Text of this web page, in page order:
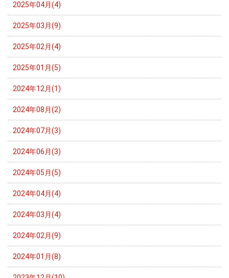
2025年04月(4)
2025年03月(9)
2025年02月(4)
2025年01月(5)
2024年12月(1)
2024年08月(2)
2024年07月(3)
2024年06月(3)
2024年05月(5)
2024年04月(4)
2024年03月(4)
2024年02月(9)
2024年01月(8)